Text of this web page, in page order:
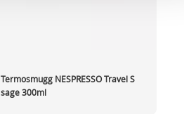
Termosmugg NESPRESSO Travel S
sage 300ml